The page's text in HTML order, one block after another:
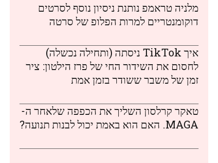
מלניה טראמפ נותנת ניסיון נוסף לסרטים
דוקומנטריים למרות הפלופ של סרטה
איך TikTok ניסתה (ותחילה נכשלה)
לחסום את השידור החי של פרז הילטון: ציר
זמן של משבר ששודר בזמן אמת
טאקר קרלסון השליך את הכפפה שלאחר ה-
MAGA. האם הוא באמת יכול לבנות תנועה?